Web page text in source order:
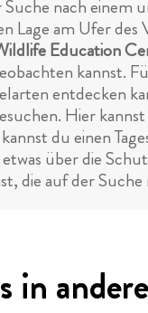
nach einem
Lage am Ufer
Education
kannst.
entdecken
Hier
du einen
über die
die auf der
in